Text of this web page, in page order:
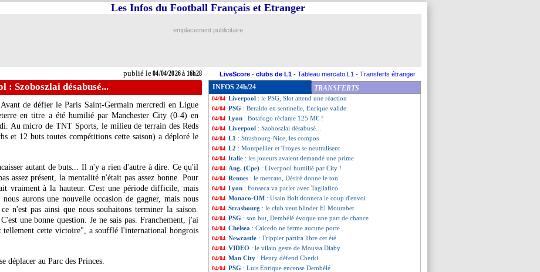
publié le04/04/2026 à 16h28
Les Infos du Football Français et Etranger
emplacement publicitaire
LiveScore - clubs de L1 - Tableau mercato L1 - Transferts étranger
: Szoboszlai désabusé...
de défier le Paris Saint-Germain mercredi en Ligue
en titre a été humilié par Manchester City (0-4) en
Au micro de TNT Sports, le milieu de terrain des Reds
et 12 buts toutes compétitions cette saison) a déploré le
autant de buts... Il n'y a rien d'autre à dire. Ce qu'il
assez présent, la mentalité n'était pas assez bonne. Pour
vraiment à la hauteur. C'est une période difficile, mais
aurons une nouvelle occasion de gagner, mais nous
n'est pas ainsi que nous souhaitons terminer la saison.
une bonne question. Je ne sais pas. Franchement, j'ai
cette victoire", a soufflé l'international hongrois
déplacer au Parc des Princes.
INFOS 24h/24 TRANSFERTS
04/04 Nice: Dante réclame du courage
04/04 L1: Strasbourg 3-1 Nice (fini)
04/04 VIDEO : la demi-volée superbe d'El Mourabet !
04/04 All.: le Bayern s'arrache avant le Real !
04/04 Liverpool : le PSG, Slot attend une réaction
04/04 PSG : Beraldo en sentinelle, Enrique valide
04/04 Lyon : Botafogo réclame 125 M€ !
04/04 Liverpool : Szoboszlai désabusé...
04/04 L1 : Strasbourg-Nice, les compos
04/04 L2 : Montpellier et Troyes se neutralisent
04/04 Italie : les joueurs avaient demandé une prime
04/04 Ang. (Cpe) : Liverpool humilié par City !
04/04 Rennes : le mercato, Désiré donne le ton
04/04 Lyon : Fonseca va parler avec Tagliafico
04/04 Monaco-OM : Usain Bolt donnera le coup d'envoi
04/04 Strasbourg : le club veut blinder El Mourabet
04/04 PSG : son but, Dembélé évoque une part de chance
04/04 Chelsea : Caicedo ne ferme aucune porte
04/04 Newcastle : Trippier partira libre cet été
04/04 VIDEO : le vilain geste de Moussa Diaby
04/04 Man City : Henry défend Cherki
04/04 PSG : Luis Enrique encense Dembélé